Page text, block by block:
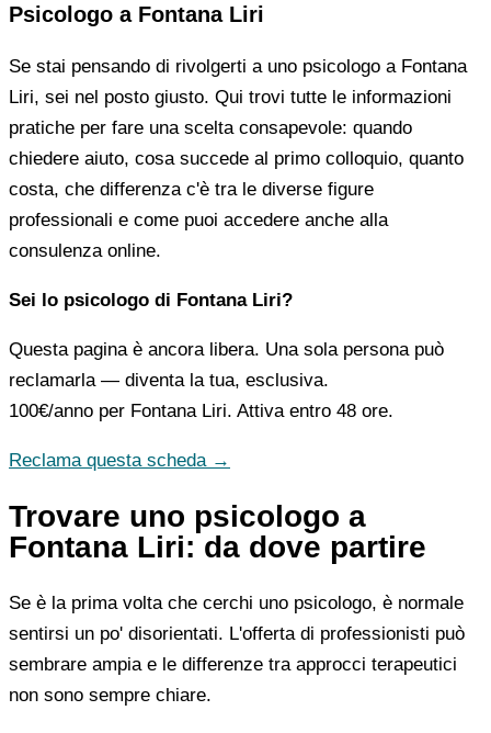
Psicologo a Fontana Liri
Se stai pensando di rivolgerti a uno psicologo a Fontana
Liri, sei nel posto giusto. Qui trovi tutte le informazioni
pratiche per fare una scelta consapevole: quando
chiedere aiuto, cosa succede al primo colloquio, quanto
costa, che differenza c'è tra le diverse figure
professionali e come puoi accedere anche alla
consulenza online.
Sei lo psicologo di Fontana Liri?
Questa pagina è ancora libera. Una sola persona può
reclamarla — diventa la tua, esclusiva.
100€/anno per Fontana Liri. Attiva entro 48 ore.
Reclama questa scheda →
Trovare uno psicologo a
Fontana Liri: da dove partire
Se è la prima volta che cerchi uno psicologo, è normale
sentirsi un po' disorientati. L'offerta di professionisti può
sembrare ampia e le differenze tra approcci terapeutici
non sono sempre chiare.